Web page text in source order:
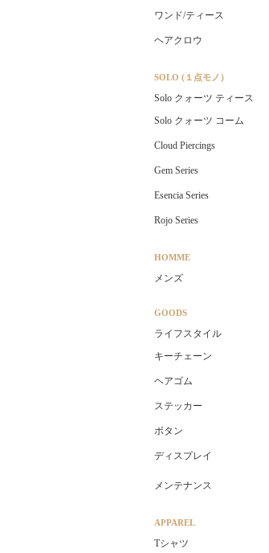
ワンド/ティース
ヘアクロウ
SOLO (１点モノ）
Solo クォーツ ティース
Solo クォーツ コーム
Cloud Piercings
Gem Series
Esencia Series
Rojo Series
HOMME
メンズ
GOODS
ライフスタイル
キーチェーン
ヘアゴム
ステッカー
ボタン
ディスプレイ
メンテナンス
APPAREL
Tシャツ